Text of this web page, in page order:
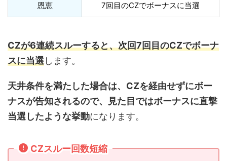
恩恵 7回目のCZでボーナスに当選
CZが6連続スルーすると、次回7回目のCZでボーナ
スに当選します。
天井条件を満たした場合は、CZを経由せずにボー
ナスが告知されるので、見た目ではボーナスに直撃
当選したような挙動になります。
CZスルー回数短縮